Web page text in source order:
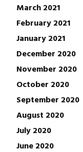
March 2021
February 2021
January 2021
December 2020
November 2020
October 2020
September 2020
August 2020
July 2020
June 2020